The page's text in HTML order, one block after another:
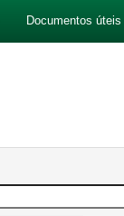
Documentos úteis